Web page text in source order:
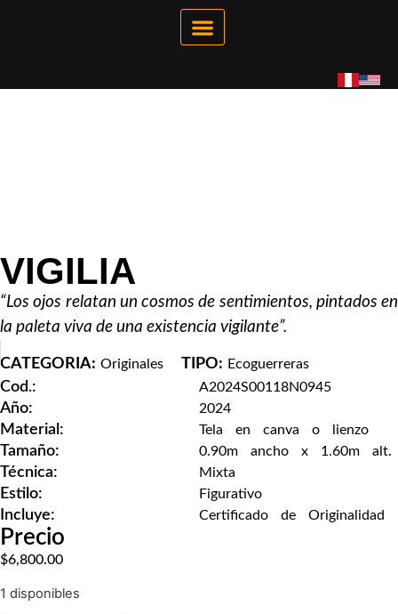
VIGILIA
“Los ojos relatan un cosmos de sentimientos, pintados en
la paleta viva de una existencia vigilante”.
CATEGORIA: Originales TIPO: Ecoguerreras
Cod.: A2024S00118N0945
Año: 2024
Material: Tela en canva o lienzo
Tamaño: 0.90m ancho x 1.60m alt.
Técnica: Mixta
Estilo: Figurativo
Incluye: Certificado de Originalidad
Precio
$6,800.00
1 disponibles